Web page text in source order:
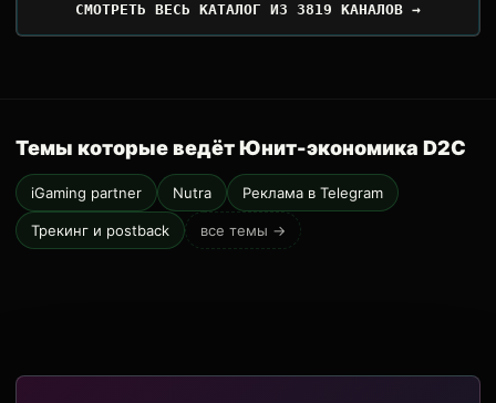
СМОТРЕТЬ ВЕСЬ КАТАЛОГ ИЗ 3819 КАНАЛОВ →
Темы которые ведёт Юнит-экономика D2C
iGaming partner Nutra Реклама в Telegram
Трекинг и postback все темы →